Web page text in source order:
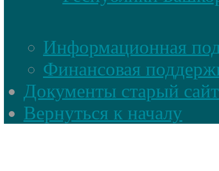
Информационная
Финансовая
Документы старый сайт
Вернуться к началу